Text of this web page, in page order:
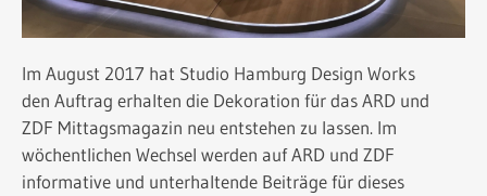
Im August 2017 hat Studio Hamburg Design Works
den Auftrag erhalten die Dekoration für das ARD und
ZDF Mittagsmagazin neu entstehen zu lassen. Im
wöchentlichen Wechsel werden auf ARD und ZDF
informative und unterhaltende Beiträge für dieses